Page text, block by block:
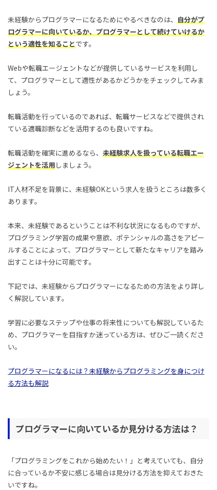
未経験からプログラマーになるためにやるべきなのは、 自分がプ
ログラマーに向いているか、プログラマーとして続けていけるか
という適性を知ることです。
Webや転職エージェントなどが提供しているサービスを利用し
て、プログラマーとして適性があるかどうかをチェックしてみま
しょう。
転職活動を行っているのであれば、転職サービスなどで提供され
ている適職診断などを活用するのも良いですね。
転職活動を確実に進めるなら、 未経験求人を扱っている転職エー
ジェントを活用 しましょう。
IT人材不足を背景に、未経験OKという求人を扱うところは数多く
あります。
本来、未経験であるということは不利な状況になるものですが、
プログラミング学習の成果や意欲、ポテンシャルの高さをアピー
ルすることによって、プログラマーとして新たなキャリアを踏み
出すことは十分に可能です。
下記では、未経験からプログラマーになるための方法をより詳し
く解説しています。
学習に必要なステップや仕事の将来性についても解説しているた
め、プログラマーを目指すか迷っている方は、ぜひご一読くださ
い。
プログラマーになるには？未経験からプログラミングを身につけ
る方法も解説
プログラマーに向いているか見分ける方法は？
「プログラミングをこれから始めたい！」と考えていても、自分
に合っているか不安に感じる場合は見分ける方法を抑えておきた
いですね。